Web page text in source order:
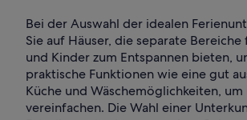
Bei der Auswahl der idealen
Sie auf Häuser, die separate
und Kinder zum Entspannen bieten,
praktische Funktionen wie eine gut
Küche und Wäschemöglichkeiten, um
vereinfachen. Die Wahl einer